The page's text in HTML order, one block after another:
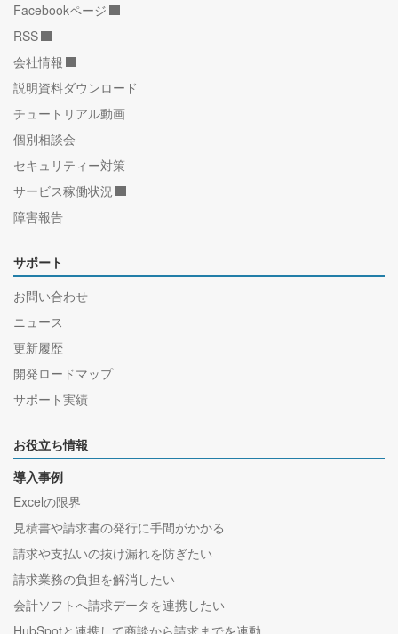
Facebookページ
RSS
会社情報
説明資料ダウンロード
チュートリアル動画
個別相談会
セキュリティー対策
サービス稼働状況
障害報告
サポート
お問い合わせ
ニュース
更新履歴
開発ロードマップ
サポート実績
お役立ち情報
導入事例
Excelの限界
見積書や請求書の発行に手間がかかる
請求や支払いの抜け漏れを防ぎたい
請求業務の負担を解消したい
会計ソフトへ請求データを連携したい